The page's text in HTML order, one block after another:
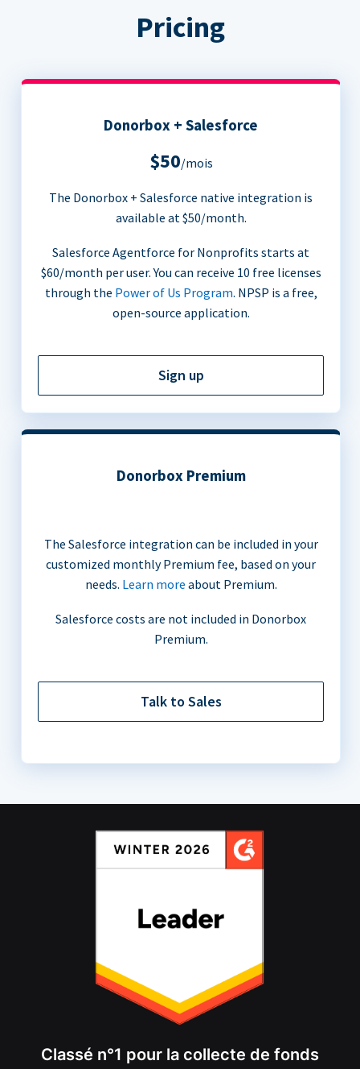
Pricing
Donorbox + Salesforce
$50/mois
The Donorbox + Salesforce native integration is
available at $50/month.
Salesforce Agentforce for Nonprofits starts at
$60/month per user. You can receive 10 free licenses
through the Power of Us Program. NPSP is a free,
open-source application.
Sign up
Donorbox Premium
The Salesforce integration can be included in your
customized monthly Premium fee, based on your
needs. Learn more about Premium.
Salesforce costs are not included in Donorbox
Premium.
Talk to Sales
Classé n°1 pour la collecte de fonds